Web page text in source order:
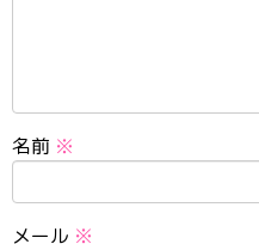
名前 ※
メール ※